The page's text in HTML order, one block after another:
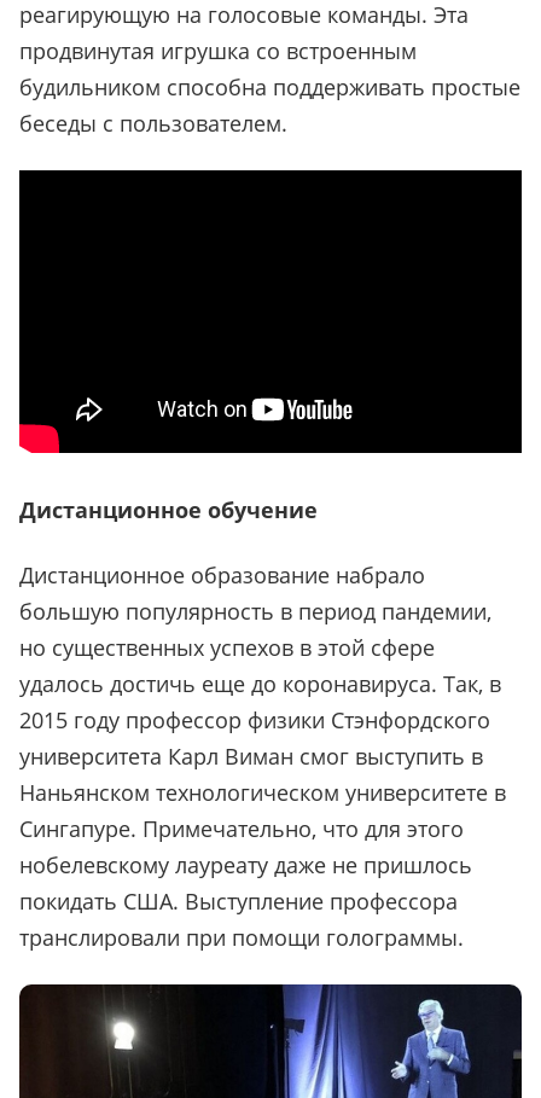
реагирующую на голосовые команды. Эта
продвинутая игрушка со встроенным
будильником способна поддерживать простые
беседы с пользователем.
Дистанционное обучение
Дистанционное образование набрало
большую популярность в период пандемии,
но существенных успехов в этой сфере
удалось достичь еще до коронавируса. Так, в
2015 году профессор физики Стэнфордского
университета Карл Виман смог выступить в
Наньянском технологическом университете в
Сингапуре. Примечательно, что для этого
нобелевскому лауреату даже не пришлось
покидать США. Выступление профессора
транслировали при помощи голограммы.